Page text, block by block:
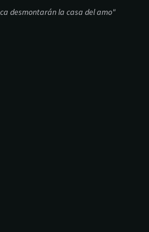
desmontarán la casa del amo"